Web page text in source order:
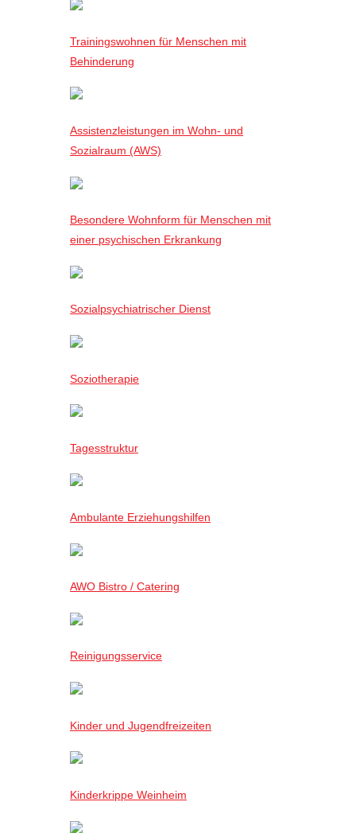
Trainingswohnen für Menschen mit
Behinderung
Assistenzleistungen im Wohn- und
Sozialraum (AWS)
Besondere Wohnform für Menschen mit
einer psychischen Erkrankung
Sozialpsychiatrischer Dienst
Soziotherapie
Tagesstruktur
Ambulante Erziehungshilfen
AWO Bistro / Catering
Reinigungsservice
Kinder und Jugendfreizeiten
Kinderkrippe Weinheim